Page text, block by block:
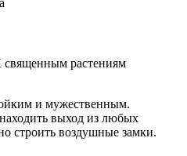
священным растениям
и мужественным.
выход из любых
строить воздушные замки.